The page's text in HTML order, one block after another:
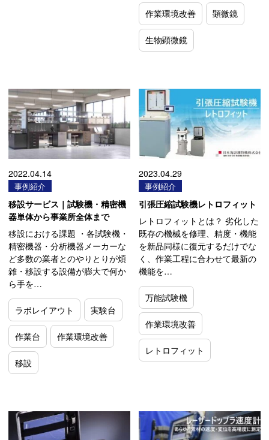
作業環境改善 顕微鏡
生物顕微鏡
2022.04.14
事例紹介
移設サービス｜試験機・精密機
器単体から事業所全体まで
移設における課題 ・各試験機・
精密機器・分析機器メーカーな
ど多数の業者とのやりとりが煩
雑・移設する設備が膨大で何か
ら手を…
ラボレイアウト 実験台
作業台 作業環境改善
移設
2023.04.29
事例紹介
引張圧縮試験機レトロフィット
レトロフィットとは？ 劣化した
既存の機械を修理、精度・機能
を新品同様に復元するだけでな
く、作業工程に合わせて最新の
機能を…
万能試験機
作業環境改善
レトロフィット